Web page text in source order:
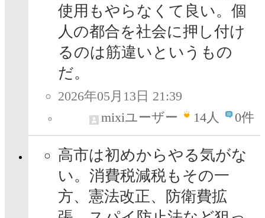
使用もやらなくて良い。個
人の都合を社会に押し付け
るのは筋違いというもの
だ。
2026年05月13日 21:39
mixiユーザー
14人 0件
高市は初めからやる気がな
い。消費税減税もその一
方、憲法改正、防衛費拡